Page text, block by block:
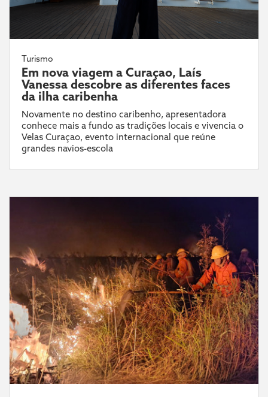
Turismo
Em nova viagem a Curaçao, Laís
Vanessa descobre as diferentes faces
da ilha caribenha
Novamente no destino caribenho, apresentadora
conhece mais a fundo as tradições locais e vivencia o
Velas Curaçao, evento internacional que reúne
grandes navios-escola